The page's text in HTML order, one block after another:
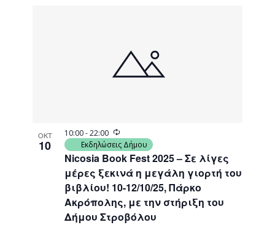
ΟΚΤ
10
Nicosia Book Fest 2025 – Σε λίγες
μέρες ξεκινά η μεγάλη γιορτή του
βιβλίου! 10-12/10/25, Πάρκο
Ακρόπολης, με την στήριξη του
Δήμου Στροβόλου
10:00-22:00
Recurring
Εκδηλώσεις Δήμου